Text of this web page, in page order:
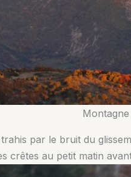
par le bruit du
crêtes au petit matin